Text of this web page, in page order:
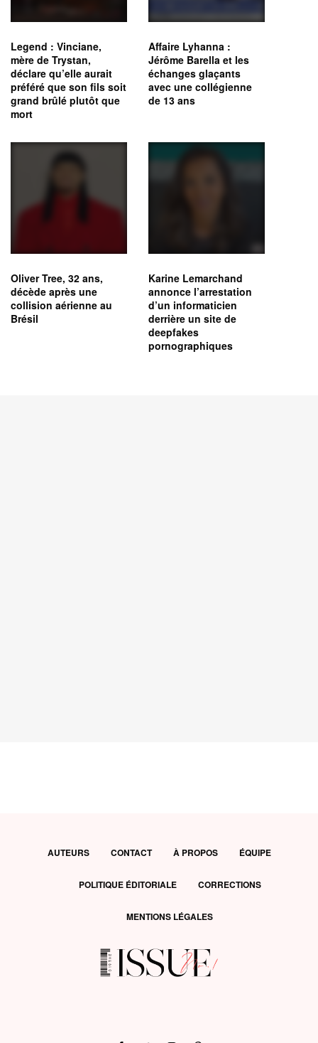
Legend : Vinciane,
mère de Trystan,
déclare qu’elle aurait
préféré que son fils soit
grand brûlé plutôt que
mort
Affaire Lyhanna :
Jérôme Barella et les
échanges glaçants
avec une collégienne
de 13 ans
Oliver Tree, 32 ans,
décède après une
collision aérienne au
Brésil
Karine Lemarchand
annonce l’arrestation
d’un informaticien
derrière un site de
deepfakes
pornographiques
AUTEURS CONTACT À PROPOS ÉQUIPE
POLITIQUE ÉDITORIALE CORRECTIONS
MENTIONS LÉGALES